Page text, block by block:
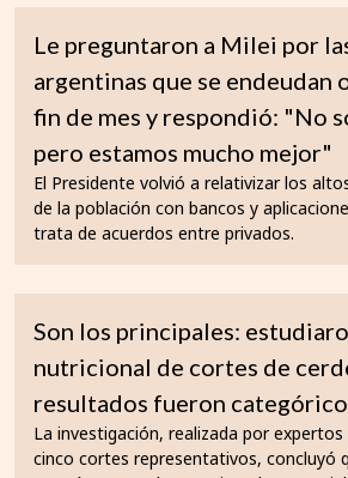
Le preguntaron a Milei por
argentinas que se endeudan
fin de mes y respondió: "No
pero estamos mucho mejor"
El Presidente volvió a relativizar los
de la población con bancos y
trata de acuerdos entre privados.
Son los principales:
nutricional de cortes de
resultados fueron
La investigación, realizada por
cinco cortes representativos, concluyó